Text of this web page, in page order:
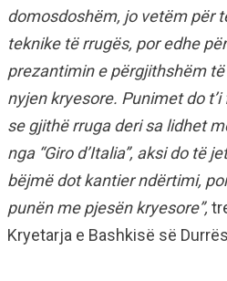
domosdoshëm, jo vetëm për
teknike të rrugës, por edhe
prezantimin e përgjithshëm
nyjen kryesore. Punimet do
se gjithë rruga deri sa lidhet
nga “Giro d’Italia”, aksi do të
bëjmë dot kantier ndërtimi,
punën me pjesën kryesore”,
Kryetarja e Bashkisë së